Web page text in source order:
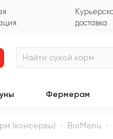
доставка
Фермерам
(консервы) BioMenu